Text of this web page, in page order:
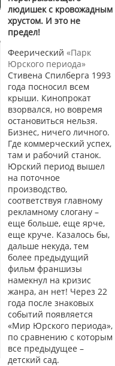
людишек с кровожадным
хрустом. И это не
предел!
Феерический «Парк
Юрского периода»
Стивена Спилберга 1993
года посносил всем
крыши. Кинопрокат
взорвался, но вовремя
остановиться нельзя.
Бизнес, ничего личного.
Где коммерческий успех,
там и рабочий станок.
Юрский период вышел
на поточное
производство,
соответствуя главному
рекламному слогану –
еще больше, еще ярче,
еще круче. Казалось бы,
дальше некуда, тем
более предыдущий
фильм франшизы
намекнул на кризис
жанра, ан нет! Через 22
года после знаковых
событий появляется
«Мир Юрского периода»,
по сравнению с которым
все предыдущее –
детский сад.